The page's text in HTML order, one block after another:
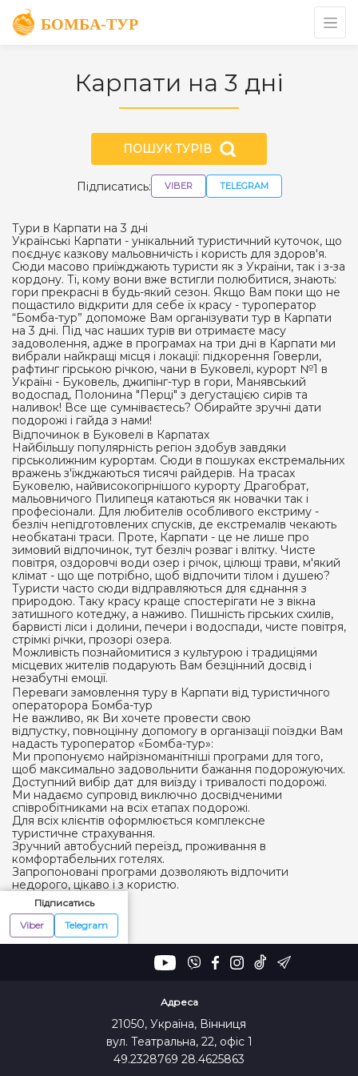
Карпати на 3 дні
ПОШУК ТУРІВ
Підписатись: VIBER TELEGRAM
Тури в Карпати на 3 дні
Українські Карпати - унікальний туристичний куточок, що
поєднує казкову мальовничість і користь для здоров'я.
Сюди масово приїжджають туристи як з України, так і з-за
кордону. Ті, кому вони вже встигли полюбитися, знають:
гори прекрасні в будь-який сезон. Якщо Вам поки що не
пощастило відкрити для себе їх красу - туроператор
“Бомба-тур” допоможе Вам організувати тур в Карпати
на 3 дні. Під час наших турів ви отримаєте масу
задоволення, адже в програмах на три дні в Карпати ми
вибрали найкращі місця і локації: підкорення Говерли,
рафтинг гірською річкою, чани в Буковелі, курорт №1 в
Україні - Буковель, джипінг-тур в гори, Манявський
водоспад, Полонина "Перці" з дегустацією сирів та
наливок! Все ще сумніваєтесь? Обирайте зручні дати
подорожі і гайда з нами!
Відпочинок в Буковелі в Карпатах
Найбільшу популярність регіон здобув завдяки
гірськолижним курортам. Сюди в пошуках екстремальних
вражень з'їжджаються тисячі райдерів. На трасах
Буковелю, найвисокогірнішого курорту Драгобрат,
мальовничого Пилипеця катаються як новачки так і
професіонали. Для любителів особливого екстриму -
безліч непідготовлених спусків, де екстремалів чекають
необкатані траси. Проте, Карпати - це не лише про
зимовий відпочинок, тут безліч розваг і влітку. Чисте
повітря, оздоровчі води озер і річок, цілющі трави, м'який
клімат - що ще потрібно, щоб відпочити тілом і душею?
Туристи часто сюди відправляються для єднання з
природою. Таку красу краще спостерігати не з вікна
затишного котеджу, а наживо. Пишність гірських схилів,
барвисті ліси і долини, печери і водоспади, чисте повітря,
стрімкі річки, прозорі озера.
Можливість познайомитися з культурою і традиціями
місцевих жителів подарують Вам безцінний досвід і
незабутні емоції.
Переваги замовлення туру в Карпати від туристичного
операторора Бомба-тур
Не важливо, як Ви хочете провести свою
відпустку, повноцінну допомогу в організації поїздки Вам
надасть туроператор «Бомба-тур»:
Ми пропонуємо найрізноманітніші програми для того,
щоб максимально задовольнити бажання подорожуючих.
Доступний вибір дат для виїзду і тривалості подорожі.
Ми надаємо супровід виключно досвідченими
співробітниками на всіх етапах подорожі.
Для всіх клієнтів оформлюється комплексне
туристичне страхування.
Зручний автобусний переїзд, проживання в
комфортабельних готелях.
Запропоновані програми дозволяють відпочити
недорого, цікаво і з користю.
Підписатись
Viber
Telegram
Адреса
21050, Україна, Вінниця
вул. Театральна, 22, офіс 1
49.2328769 28.4625863